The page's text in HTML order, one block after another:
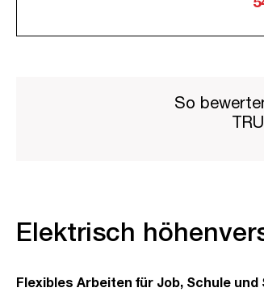
So
Elektrisch
Flexibles Arbeiten für Job, Schule und